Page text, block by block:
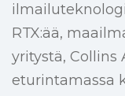
RTX:ää,
yritystä, Collins
eturintamassa